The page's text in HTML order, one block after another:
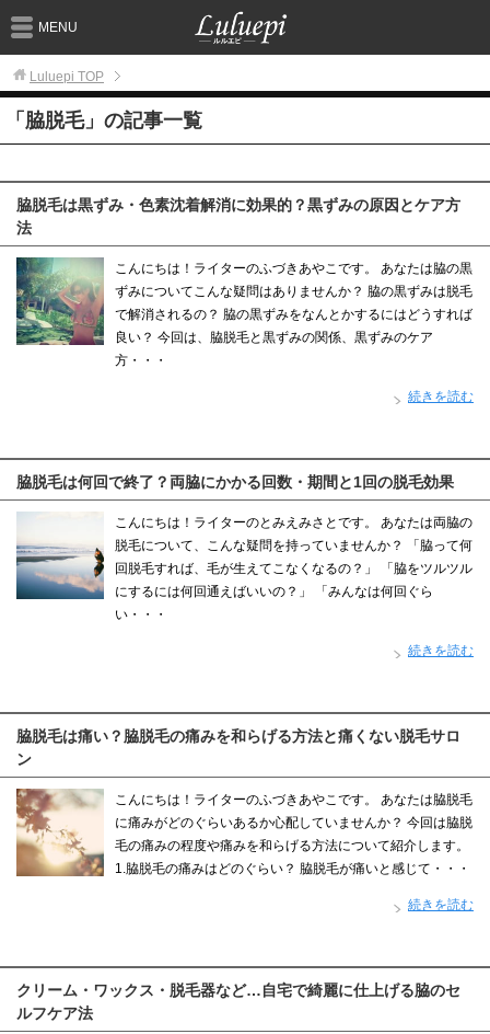
MENU
Luluepi TOP
「脇脱毛」の記事一覧
脇脱毛は黒ずみ・色素沈着解消に効果的？黒ずみの原因とケア方
法
こんにちは！ライターのふづきあやこです。 あなたは脇の黒
ずみについてこんな疑問はありませんか？ 脇の黒ずみは脱毛
で解消されるの？ 脇の黒ずみをなんとかするにはどうすれば
良い？ 今回は、脇脱毛と黒ずみの関係、黒ずみのケア
方・・・
続きを読む
脇脱毛は何回で終了？両脇にかかる回数・期間と1回の脱毛効果
こんにちは！ライターのとみえみさとです。 あなたは両脇の
脱毛について、こんな疑問を持っていませんか？ 「脇って何
回脱毛すれば、毛が生えてこなくなるの？」 「脇をツルツル
にするには何回通えばいいの？」 「みんなは何回ぐら
い・・・
続きを読む
脇脱毛は痛い？脇脱毛の痛みを和らげる方法と痛くない脱毛サロ
ン
こんにちは！ライターのふづきあやこです。 あなたは脇脱毛
に痛みがどのぐらいあるか心配していませんか？ 今回は脇脱
毛の痛みの程度や痛みを和らげる方法について紹介します。
1.脇脱毛の痛みはどのぐらい？ 脇脱毛が痛いと感じて・・・
続きを読む
クリーム・ワックス・脱毛器など…自宅で綺麗に仕上げる脇のセ
ルフケア法